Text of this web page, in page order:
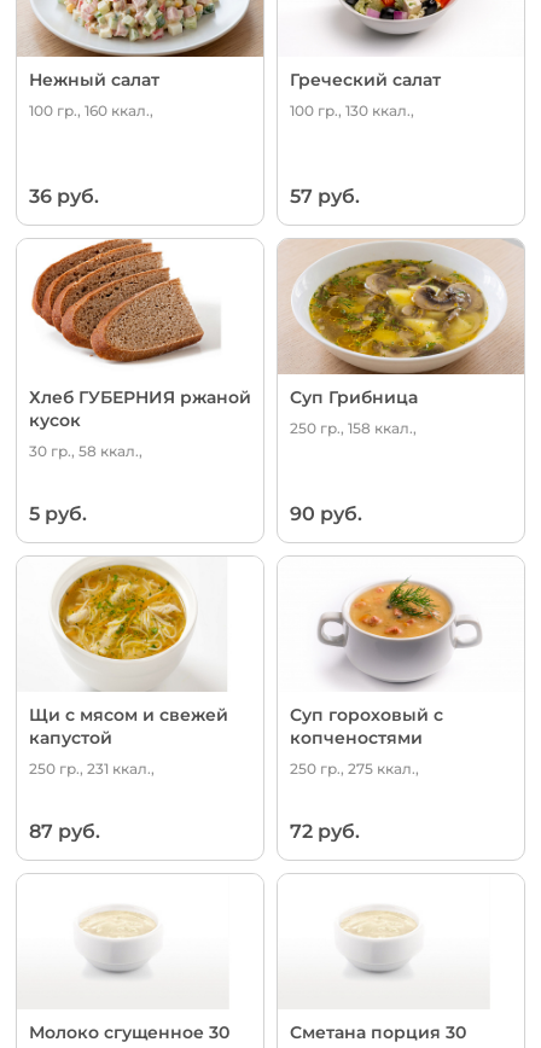
Нежный салат
100 гр., 160 ккал.,
36 руб.
Греческий салат
100 гр., 130 ккал.,
57 руб.
Хлеб ГУБЕРНИЯ ржаной
кусок
30 гр., 58 ккал.,
5 руб.
Суп Грибница
250 гр., 158 ккал.,
90 руб.
Щи с мясом и свежей
капустой
250 гр., 231 ккал.,
87 руб.
Суп гороховый с
копченостями
250 гр., 275 ккал.,
72 руб.
Молоко сгущенное 30 Сметана порция 30